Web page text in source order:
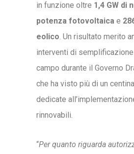
in funzione oltre 1,4 GW di
potenza fotovoltaicae
eolico. Un risultato merito
interventi di
campo durante il Governo
che ha visto più di un
dedicate
rinnovabili.
“Per quanto riguarda